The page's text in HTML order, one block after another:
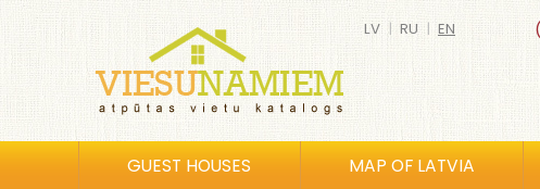
LV | RU | EN
GUEST HOUSES MAP OF LATVIA